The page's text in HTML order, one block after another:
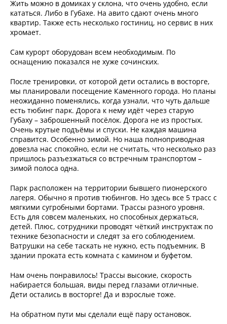
Жить можно в домиках у склона, что очень удобно, если
кататься. Либо в Губахе. На авито сдают очень много
квартир. Также есть несколько гостиниц, но сервис в них
хромает.
Сам курорт оборудован всем необходимым. По
оснащению показался не хуже сочинских.
После тренировки, от которой дети остались в восторге,
мы планировали посещение Каменного города. Но планы
неожиданно поменялись, когда узнали, что чуть дальше
есть тюбинг парк. Дорога к нему идёт через старую
Губаху – заброшенный посёлок. Дорога не из простых.
Очень крутые подъёмы и спуски. Не каждая машина
справится. Особенно зимой. Но наша полноприводная
довезла нас спокойно, если не считать, что несколько раз
пришлось разъезжаться со встречным транспортом –
зимой полоса одна.
Парк расположен на территории бывшего пионерского
лагеря. Обычно я против тюбингов. Но здесь все 5 трасс с
мягкими сугробными бортами. Трассы разного уровня.
Есть для совсем маленьких, но способных держаться,
детей. Плюс, сотрудники проводят чёткий инструктаж по
технике безопасности и следят за его соблюдением.
Ватрушки на себе таскать не нужно, есть подъемник. В
здании проката есть комната с камином и буфетом.
Нам очень понравилось! Трассы высокие, скорость
набирается большая, виды перед глазами отличные.
Дети остались в восторге! Да и взрослые тоже.
На обратном пути мы сделали ещё пару остановок.